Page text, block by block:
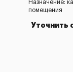
Назначение:
помещения
Уточнить